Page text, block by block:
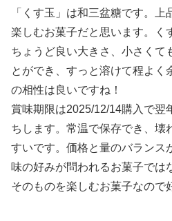
「くす玉」は和三盆糖です。
楽しむお菓子だと思います。く
ちょうど良い大きさ、小さくて
とができ、すっと溶けて程よく
の相性は良いですね！
賞味期限は2025/12/14購入で翌
ちします。常温で保存でき、壊
すいです。価格と量のバランス
味の好みが問われるお菓子では
そのものを楽しむお菓子なので